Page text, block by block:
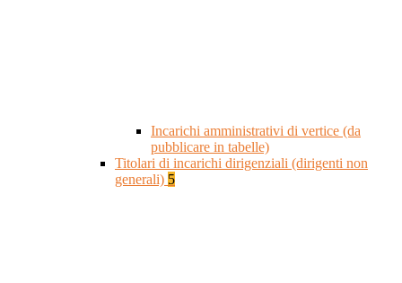
Incarichi amministrativi di vertice (da
pubblicare in tabelle)
Titolari di incarichi dirigenziali (dirigenti non
generali) 5